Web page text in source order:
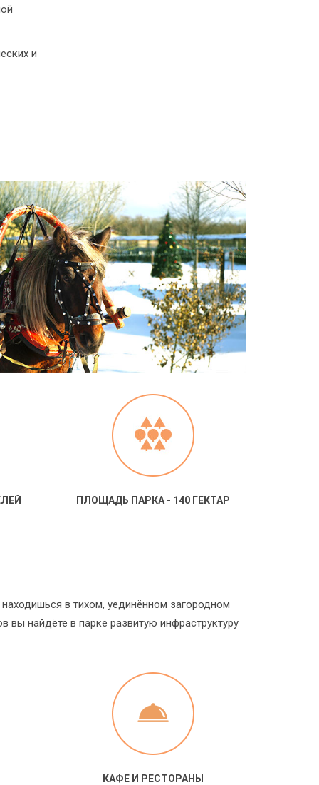
и
ПЛОЩАДЬ ПАРКА - 140 ГЕКТАР
в тихом, уединённом загородном
вы найдёте в парке развитую инфраструктуру
КАФЕ И РЕСТОРАНЫ